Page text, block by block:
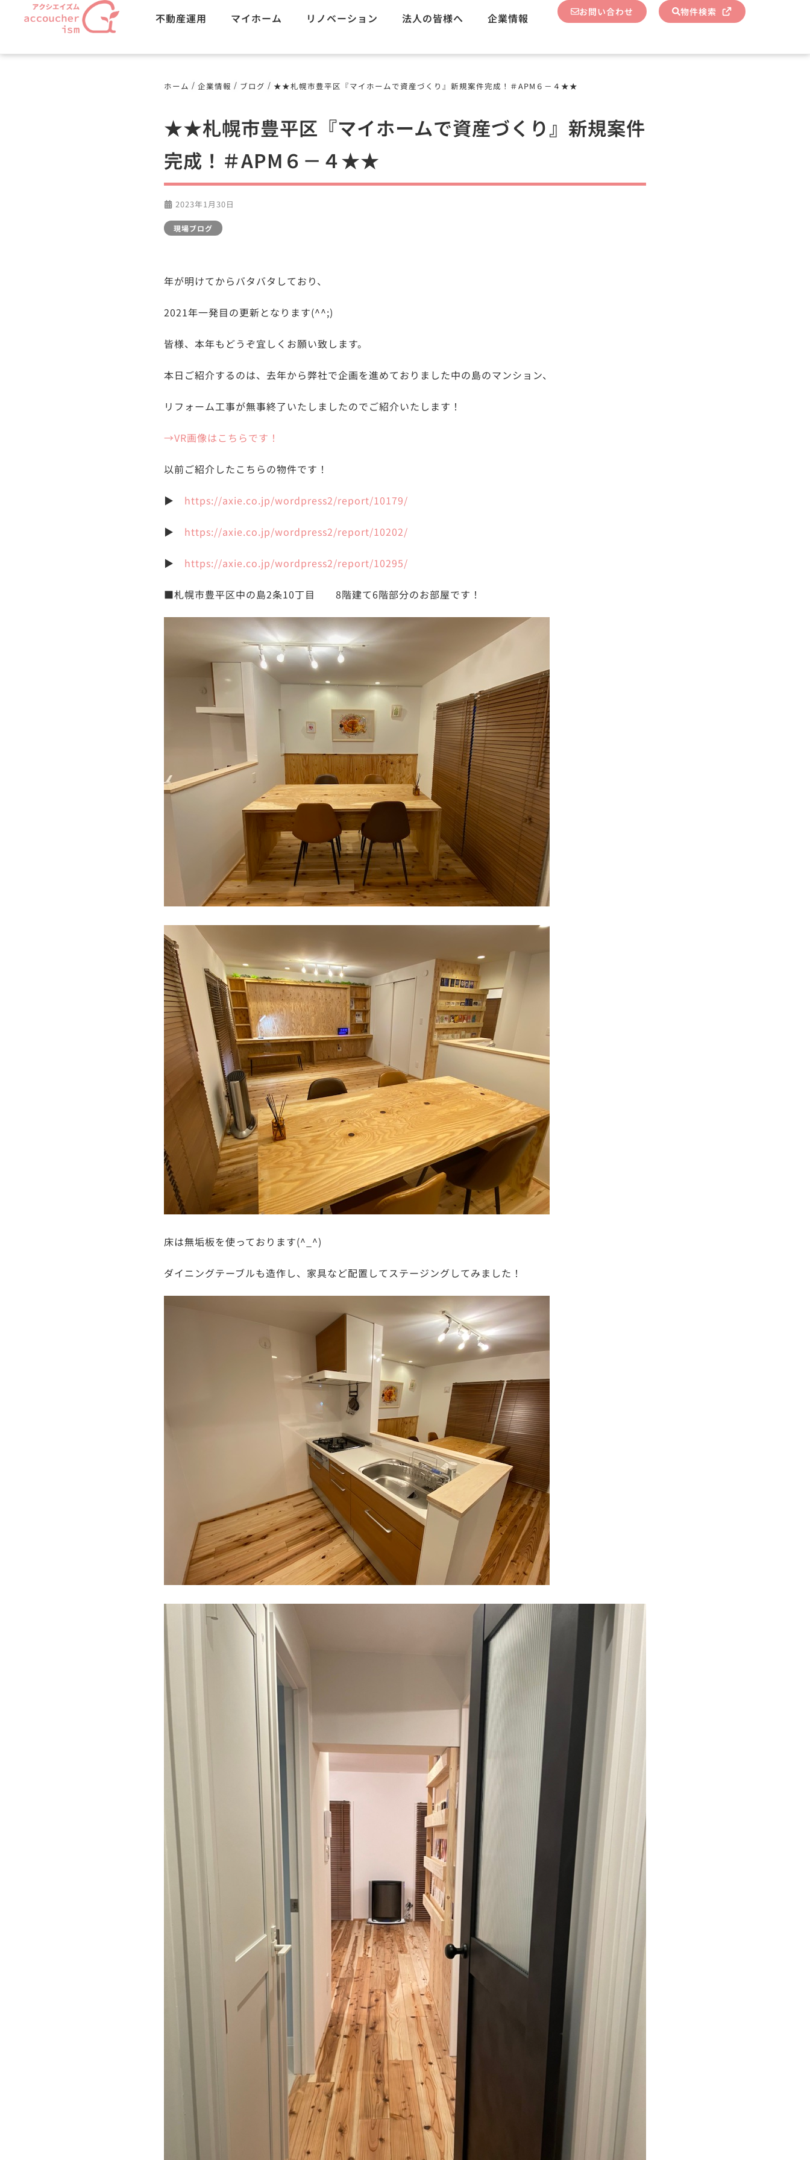
不動産運用 マイホーム リノベーション 法人の皆様へ 企業情報 お問い合わせ 物件検索
ホーム / 企業情報 / ブログ / ★★札幌市豊平区『マイホームで資産づくり』新規案件完成！＃APM６－４★★
★★札幌市豊平区『マイホームで資産づくり』新規案件
完成！＃APM６－４★★
2023年1月30日
現場ブログ
年が明けてからバタバタしており、
2021年一発目の更新となります(^^;)
皆様、本年もどうぞ宜しくお願い致します。
本日ご紹介するのは、去年から弊社で企画を進めておりました中の島のマンション、
リフォーム工事が無事終了いたしましたのでご紹介いたします！
→VR画像はこちらです！
以前ご紹介したこちらの物件です！
▶ https://axie.co.jp/wordpress2/report/10179/
▶ https://axie.co.jp/wordpress2/report/10202/
▶ https://axie.co.jp/wordpress2/report/10295/
■札幌市豊平区中の島2条10丁目 8階建て6階部分のお部屋です！
床は無垢板を使っております(^_^)
ダイニングテーブルも造作し、家具など配置してステージングしてみました！